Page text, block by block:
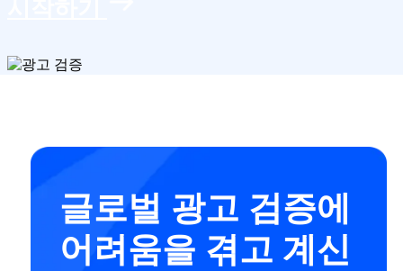
글로벌 광고 검증에
어려움을 겪고 계신